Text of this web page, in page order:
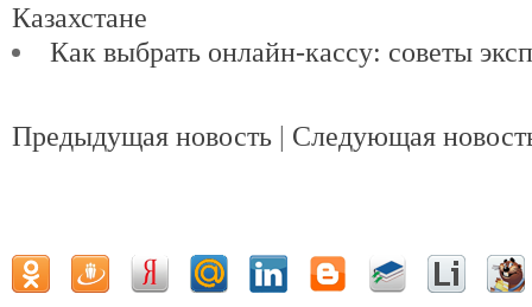
Казахстане
Как выбрать онлайн-кассу: советы
Предыдущая новость Следующая